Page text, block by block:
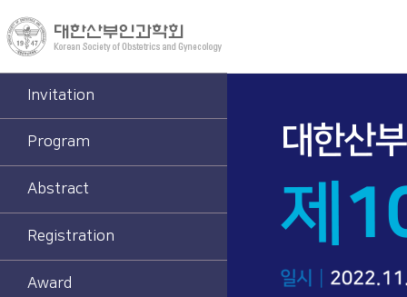
Invitation
Program
Abstract
Registration
Award